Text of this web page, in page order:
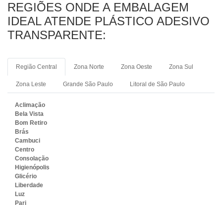
REGIÕES ONDE A EMBALAGEM
IDEAL ATENDE PLÁSTICO ADESIVO
TRANSPARENTE:
Região Central Zona Norte Zona Oeste Zona Sul
Zona Leste Grande São Paulo Litoral de São Paulo
Aclimação
Bela Vista
Bom Retiro
Brás
Cambuci
Centro
Consolação
Higienópolis
Glicério
Liberdade
Luz
Pari